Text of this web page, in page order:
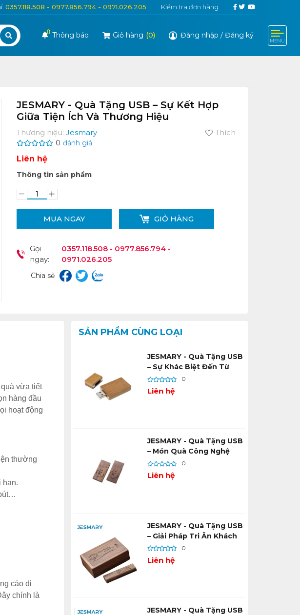
0357.118.508 - 0977.856.794 - 0971.026.205 Kiểm tra đơn hàng
0Thông báo Giỏ hàng (0) Đăng nhập / Đăng ký
MENU
JESMARY - Quà Tặng USB – Sự Kết Hợp
Giữa Tiện Ích Và Thương Hiệu
Thương hiệu: Jesmary Thích
0 đánh giá
Liên hệ
Thông tin sản phẩm
MUA NGAY GIỎ HÀNG
Gọi
ngay:
0357.118.508 - 0977.856.794 -
0971.026.205
Chia sẻ
vừa tiết
hàng đầu
hoạt động
thường
hạn.
cáo di
chính là
SẢN PHẨM CÙNG LOẠI
JESMARY - Quà Tặng USB
– Sự Khác Biệt Đến Từ
Chất Liệu0
Liên hệ
JESMARY - Quà Tặng USB
– Món Quà Công Nghệ
Được Doanh Nghiệp Ưa
Chuộng
0
Liên hệ
JESMARY - Quà Tặng USB
– Giải Pháp Tri Ân Khách
Hàng Hiện Đại
0
Liên hệ
JESMARY - Quà Tặng USB